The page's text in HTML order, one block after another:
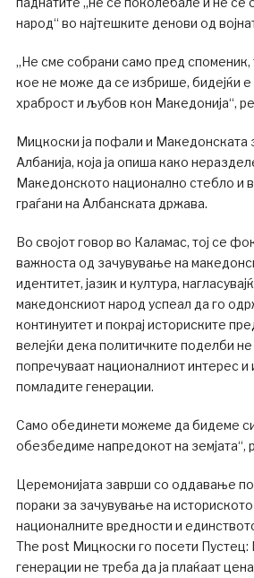
народ“ во најтешките денови од
„Не сме собрани само пред
кое не може да се избрише, бидејќи
храброст и љубов кон Македонија“,
Мицкоски ја пофали и Македонската
Албанија, која ја опиша како
Македонското национално стебло и
граѓани на Албанската држава.
Во својот говор во Каламас, тој се
важноста од зачувување на
идентитет, јазик и култура,
македонскиот народ успеал да го
континуитет и покрај историските
велејќи дека политичките поделби
попречуваат националниот интерес и
помладите генерации.
Само обединети можеме да бидеме
обезбедиме напредокот на земјата“,
Церемонијата заврши со оддавање
пораки за зачувување на
националните вредности и
The post Мицкоски го посети Пустец:
генерации не треба да ја плаќаат